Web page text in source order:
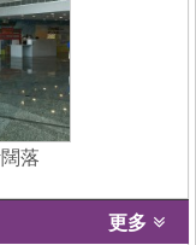
落
更多